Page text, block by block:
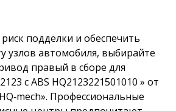
подделки и обеспечить
узлов автомобиля, выбирайте
правый в сборе для
c ABS HQ2123221501010 » от
Профессиональные